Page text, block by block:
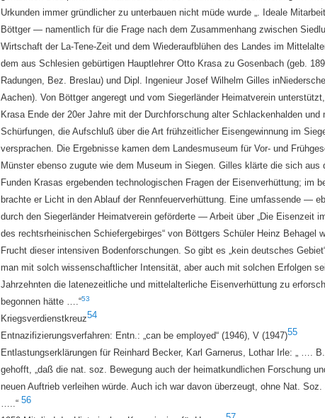
Urkunden immer gründlicher zu unterbauen nicht müde wurde „. Ideale
Böttger — namentlich für die Frage nach dem Zusammenhang zwischen
Wirtschaft der La-Tene-Zeit und dem Wiederaufblühen des Landes im
dem aus Schlesien gebürtigen Hauptlehrer Otto Krasazu Gosenbach (geb.
Radungen, Bez. Breslau) und Dipl. Ingenieur Josef Wilhelm Gilles in
Aachen). Von Böttger angeregt und vom Siegerländer Heimatverein
Krasa Ende der 20er Jahre mit der Durchforschung alter Schlackenhalden und
Schürfungen, die Aufschluß über die Art frühzeitlicher Eisengewinnung im
versprachen. Die Ergebnisse kamen dem Landesmuseum für Vor- und
Münster ebenso zugute wie dem Museum in Siegen. Gilles klärte die sich aus
Funden Krasas ergebenden technologischen Fragen der Eisenverhüttung; im
brachte er Licht in den Ablauf der Rennfeuerverhüttung. Eine umfassende —
durch den Siegerländer Heimatverein geförderte — Arbeit über „Die Eisenzeit
des rechtsrheinischen Schiefergebirges“ von Böttgers Schüler Heinz Behagel
Frucht dieser intensiven Bodenforschungen. So gibt es „kein deutsches
man mit solch wissenschaftlicher Intensität, aber auch mit solchen Erfolgen
Jahrzehnten die latenezeitliche und mittelalterliche Eisenverhüttung zu
begonnen hätte ….“53
Kriegsverdienstkreuz54
Entnazifizierungsverfahren: Entn.: „can be employed“ (1946), V (1947)55
Entlastungserklärungen für Reinhard Becker, Karl Garnerus, Lothar Irle: „ ….
gehofft, „daß die nat. soz. Bewegung auch der heimatkundlichen Forschung
neuen Auftrieb verleihen würde. Auch ich war davon überzeugt, ohne Nat. Soz.
…..“ 56